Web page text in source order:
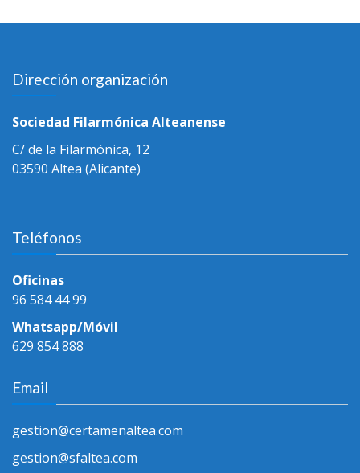
Dirección organización
Sociedad Filarmónica Alteanense
C/ de la Filarmónica, 12
03590 Altea (Alicante)
Teléfonos
Oficinas
96 584 44 99
Whatsapp/Móvil
629 854 888
Email
gestion@certamenaltea.com
gestion@sfaltea.com